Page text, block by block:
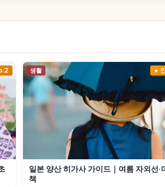
생활
일본 양산 히가사 가이드｜여름 자외선·
책